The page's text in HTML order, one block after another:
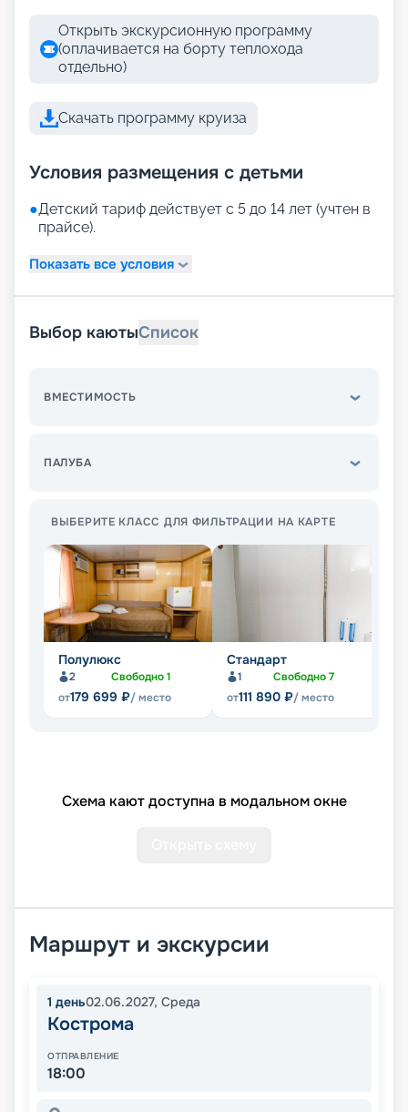
Открыть экскурсионную программу
(оплачивается на борту теплохода
отдельно)
Скачать программу круиза
Условия размещения с детьми
●Детский тариф действует с 5 до 14 лет (учтен в
прайсе).
Показать все условия
Выбор каютыСписок
ВМЕСТИМОСТЬ
ПАЛУБА
ВЫБЕРИТЕ КЛАСС ДЛЯ ФИЛЬТРАЦИИ НА КАРТЕ
Полулюкс
2 Свободно1
от179 699 ₽/ место
Стандарт
1 Свободно7
от111 890 ₽/ место
Схема кают доступна в модальном окне
Маршрут и экскурсии
1 день02.06.2027, Среда
Кострома
ОТПРАВЛЕНИЕ
18:00